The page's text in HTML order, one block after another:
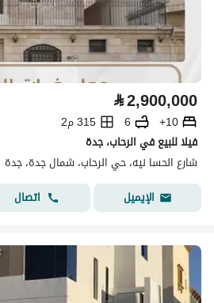
⃁2,900,000
10+
6
315 م2
فيلا للبيع في الرحاب، جدة
شارع الحسا نيه، حي الرحاب، شمال جدة، جدة
الإيميل
اتصال